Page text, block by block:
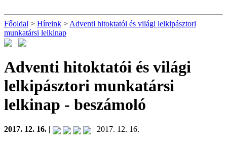
Főoldal > Híreink > Adventi hitoktatói és világi lelkipásztori
munkatársi lelkinap
Adventi hitoktatói és világi
lelkipásztori munkatársi
lelkinap - beszámoló
2017. 12. 16. | | 2017. 12. 16.